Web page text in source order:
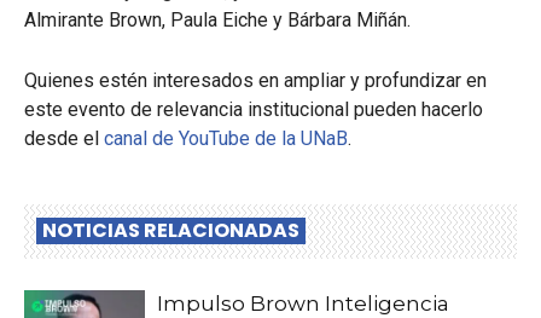
Almirante Brown, Paula Eiche y Bárbara Miñán.
Quienes estén interesados en ampliar y profundizar en
este evento de relevancia institucional pueden hacerlo
desde el canal de YouTube de la UNaB.
NOTICIAS RELACIONADAS
Impulso Brown Inteligencia